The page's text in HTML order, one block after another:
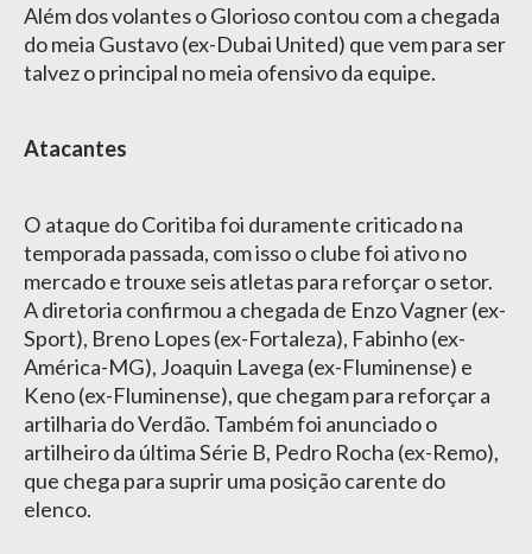
Além dos volantes o Glorioso contou com a chegada
do meia Gustavo (ex-Dubai United) que vem para ser
talvez o principal no meia ofensivo da equipe.
Atacantes
O ataque do Coritiba foi duramente criticado na
temporada passada, com isso o clube foi ativo no
mercado e trouxe seis atletas para reforçar o setor.
A diretoria confirmou a chegada de Enzo Vagner (ex-
Sport), Breno Lopes (ex-Fortaleza), Fabinho (ex-
América-MG), Joaquin Lavega (ex-Fluminense) e
Keno (ex-Fluminense), que chegam para reforçar a
artilharia do Verdão. Também foi anunciado o
artilheiro da última Série B, Pedro Rocha (ex-Remo),
que chega para suprir uma posição carente do
elenco.